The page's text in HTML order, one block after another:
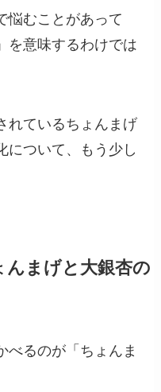
悩むことがあって
を意味するわけでは
れているちょんまげ
について、もう少し
んまげと大銀杏の
べるのが「ちょんま